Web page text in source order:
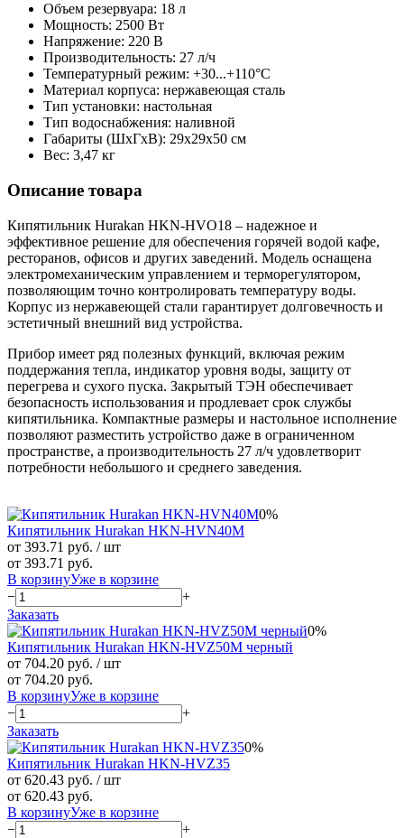
Объем резервуара: 18 л
Мощность: 2500 Вт
Напряжение: 220 В
Производительность: 27 л/ч
Температурный режим: +30...+110°С
Материал корпуса: нержавеющая сталь
Тип установки: настольная
Тип водоснабжения: наливной
Габариты (ШxГxВ): 29x29x50 см
Вес: 3,47 кг
Описание товара
Кипятильник Hurakan HKN-HVO18 – надежное и
эффективное решение для обеспечения горячей водой кафе,
ресторанов, офисов и других заведений. Модель оснащена
электромеханическим управлением и терморегулятором,
позволяющим точно контролировать температуру воды.
Корпус из нержавеющей стали гарантирует долговечность и
эстетичный внешний вид устройства.
Прибор имеет ряд полезных функций, включая режим
поддержания тепла, индикатор уровня воды, защиту от
перегрева и сухого пуска. Закрытый ТЭН обеспечивает
безопасность использования и продлевает срок службы
кипятильника. Компактные размеры и настольное исполнение
позволяют разместить устройство даже в ограниченном
пространстве, а производительность 27 л/ч удовлетворит
потребности небольшого и среднего заведения.
0%
Кипятильник Hurakan HKN-HVN40M
от 393.71 руб. / шт
от 393.71 руб.
В корзинуУже в корзине
−
+
Заказать
0%
Кипятильник Hurakan HKN-HVZ50M черный
от 704.20 руб. / шт
от 704.20 руб.
В корзинуУже в корзине
−
+
Заказать
0%
Кипятильник Hurakan HKN-HVZ35
от 620.43 руб. / шт
от 620.43 руб.
В корзинуУже в корзине
−
+